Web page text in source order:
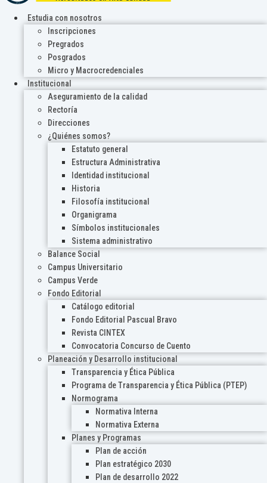
Estudia con nosotros
Inscripciones
Pregrados
Posgrados
Micro y Macrocredenciales
Institucional
Aseguramiento de la calidad
Rectoría
Direcciones
¿Quiénes somos?
Estatuto general
Estructura Administrativa
Identidad institucional
Historia
Filosofía institucional
Organigrama
Símbolos institucionales
Sistema administrativo
Balance Social
Campus Universitario
Campus Verde
Fondo Editorial
Catálogo editorial
Fondo Editorial Pascual Bravo
Revista CINTEX
Convocatoria Concurso de Cuento
Planeación y Desarrollo institucional
Transparencia y Ética Pública
Programa de Transparencia y Ética Pública (PTEP)
Normograma
Normativa Interna
Normativa Externa
Planes y Programas
Plan de acción
Plan estratégico 2030
Plan de desarrollo 2022